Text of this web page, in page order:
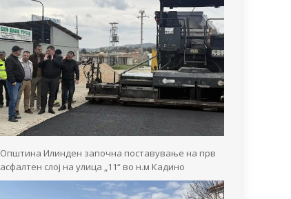
Општина Илинден започна поставување на прв
асфалтен слој на улица „11“ во н.м Кадино